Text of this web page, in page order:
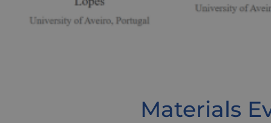
Materials